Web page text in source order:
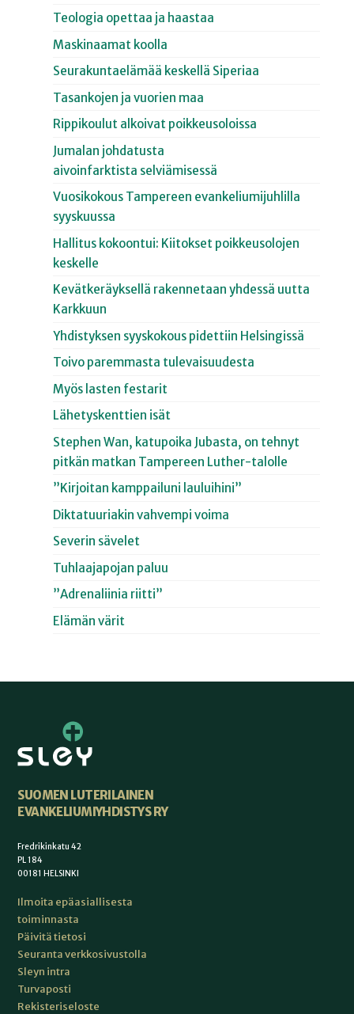
Teologia opettaa ja haastaa
Maskinaamat koolla
Seurakuntaelämää keskellä Siperiaa
Tasankojen ja vuorien maa
Rippikoulut alkoivat poikkeusoloissa
Jumalan johdatusta
aivoinfarktista selviämisessä
Vuosikokous Tampereen evankeliumijuhlilla
syyskuussa
Hallitus kokoontui: Kiitokset poikkeusolojen
keskelle
Kevätkeräyksellä rakennetaan yhdessä uutta
Karkkuun
Yhdistyksen syyskokous pidettiin Helsingissä
Toivo paremmasta tulevaisuudesta
Myös lasten festarit
Lähetyskenttien isät
Stephen Wan, katupoika Jubasta, on tehnyt
pitkän matkan Tampereen Luther-talolle
”Kirjoitan kamppailuni lauluihini”
Diktatuuriakin vahvempi voima
Severin sävelet
Tuhlaajapojan paluu
”Adrenaliinia riitti”
Elämän värit
SUOMEN LUTERILAINEN
EVANKELIUMIYHDISTYS RY
Fredrikinkatu 42
PL 184
00181 HELSINKI
Ilmoita epäasiallisesta
toiminnasta
Päivitä tietosi
Seuranta verkkosivustolla
Sleyn intra
Turvaposti
Rekisteriseloste